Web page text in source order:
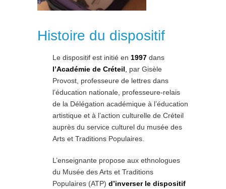
Histoire du dispositif
Le dispositif est initié en 1997 dans
l’Académie de Créteil
par Gisèle
Provost, professeure de lettres dans
l’éducation nationale, professeure-relais
de la Délégation académique à l’éducation
artistique et à l’action culturelle de Créteil
auprès du service culturel du musée des
Arts et Traditions Populaires.
L’enseignante propose aux ethnologues
du Musée des Arts et Traditions
Populaires (ATP) d’inverser le dispositif